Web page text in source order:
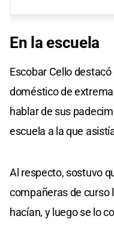
En la escuela
Escobar Cello
doméstico de
hablar de sus
escuela a la que
Al respecto, sostuvo
compañeras de curso
hacían, y luego se lo